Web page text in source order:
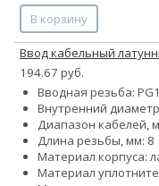
В корзину
Ввод кабельный
194.67 руб.
Вводная резьба:
Внутренний
Диапазон кабелей,
Длина резьбы, мм: 8
Материал корпуса:
Материал